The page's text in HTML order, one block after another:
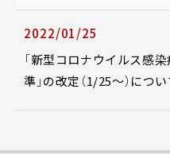
2022/01/25
「新型コロナウイルス感
準」の改定（1/25～）につ